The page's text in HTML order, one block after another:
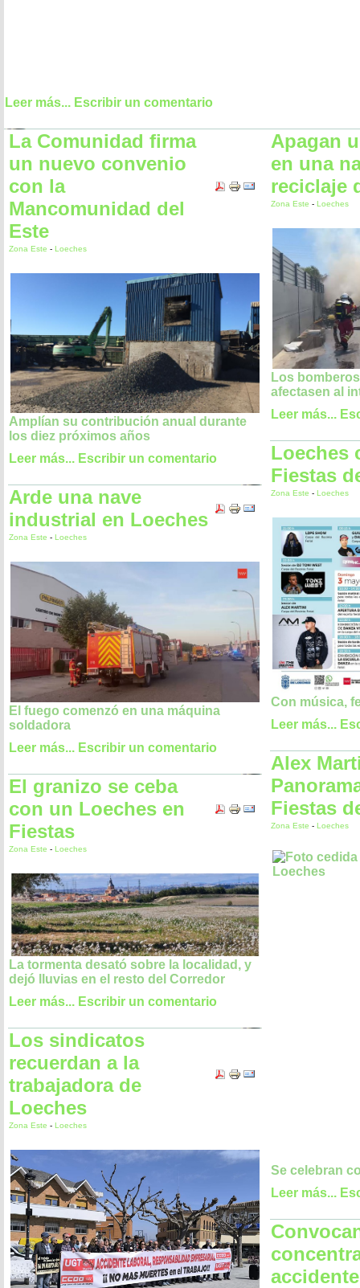
Leer más... Escribir un comentario
La Comunidad firma
un nuevo convenio
con la
Mancomunidad del
Este
Zona Este - Loeches
Amplían su contribución anual durante
los diez próximos años
Leer más... Escribir un comentario
Arde una nave
industrial en Loeches
Zona Este - Loeches
El fuego comenzó en una máquina
soldadora
Leer más... Escribir un comentario
El granizo se ceba
con un Loeches en
Fiestas
Zona Este - Loeches
La tormenta desató sobre la localidad, y
dejó lluvias en el resto del Corredor
Leer más... Escribir un comentario
Los sindicatos
recuerdan a la
trabajadora de
Loeches
Zona Este - Loeches
Apagan
en una
reciclaje
Zona Este - Loeches
Los
afectasen al
Leer más...
Loeches
Fiestas
Zona Este - Loeches
Con música,
Leer más...
Alex
Fiestas
Zona Este - Loeches
Se celebran
Leer más...